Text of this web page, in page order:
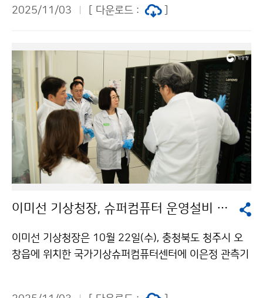
상을 실시간으로 관측하고 있는 안동기상대 현장을 방문
생산을 위한 관측 환경을 점검하였다.
2025/11/03 [ 다운로드 :
이미선 기상청장, 슈퍼컴퓨터 운영설비 안전성 현장 점검
이미선 기상청장은 10월 22일(수), 충청북도 청주시 오
창읍에 위치한 국가기상슈퍼컴퓨터센터에 이은정 관측기